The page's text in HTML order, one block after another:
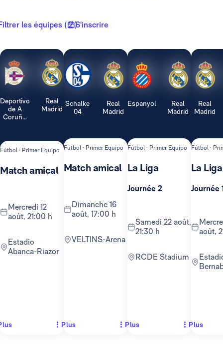
les équipes ( 2 )S'inscrire
Deportivo
de A
Coruñ...
Real
Madrid
Fútbol · Primer Equipo
Match amical
mercredi 12
août, 21:00 h
Estadio
Abanca-Riazor
Schalke
04
Real
Madrid
Fútbol · Primer Equipo
Match amical
dimanche 16
août, 17:00 h
VELTINS-Arena
Plus
Espanyol
Real
Madrid
Fútbol · Primer Equipo
La Liga
Journée 2
samedi 22 août,
21:30 h
RCDE Stadium
Plus
Real
Madrid
Fútbol ·
La Liga
Journée
mercredi 26
août,
Estadio
Plus